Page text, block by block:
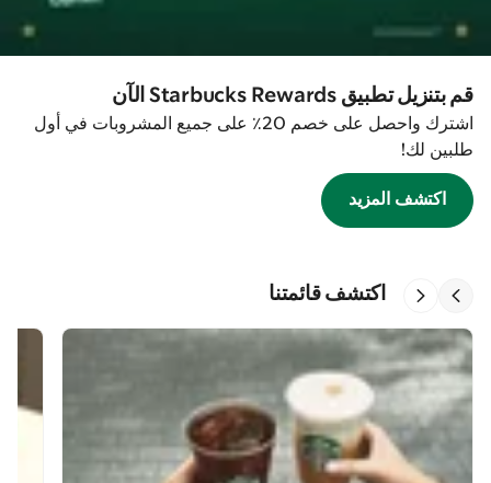
قم بتنزيل تطبيق Starbucks Rewards الآن
اشترك واحصل على خصم 20٪ على جميع المشروبات في أول
طلبين لك!
اكتشف المزيد
اكتشف قائمتنا